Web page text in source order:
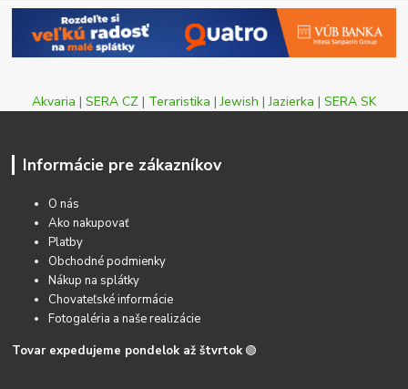
Akvaria | SERA CZ | Teraristika |Jewish |Jazierka | SERA SK
Informácie pre zákazníkov
O nás
Ako nakupovať
Platby
Obchodné podmienky
Nákup na splátky
Chovateľské informácie
Fotogaléria a naše realizácie
Tovar expedujeme pondelok až štvrtok 🟢